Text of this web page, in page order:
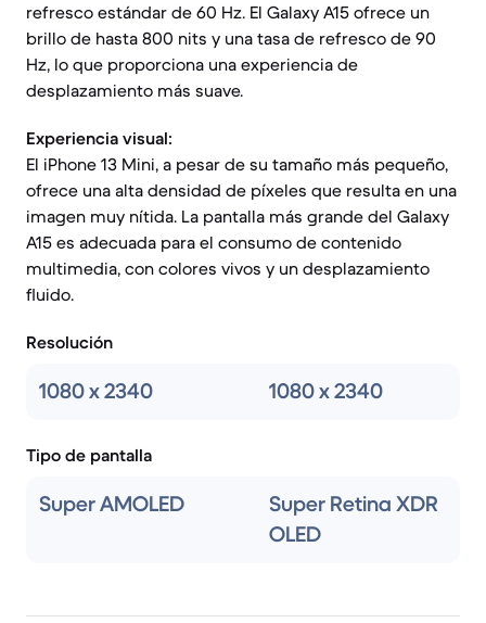
refresco estándar de 60 Hz. El Galaxy A15 ofrece un
brillo de hasta 800 nits y una tasa de refresco de 90
Hz, lo que proporciona una experiencia de
desplazamiento más suave.
Experiencia visual:
El iPhone 13 Mini, a pesar de su tamaño más pequeño,
ofrece una alta densidad de píxeles que resulta en una
imagen muy nítida. La pantalla más grande del Galaxy
A15 es adecuada para el consumo de contenido
multimedia, con colores vivos y un desplazamiento
fluido.
Resolución
1080 x 2340 1080 x 2340
Tipo de pantalla
Super AMOLED
Super Retina XDR
OLED